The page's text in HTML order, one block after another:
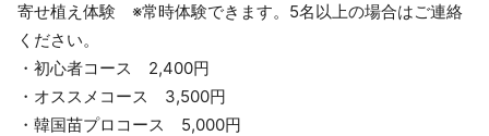
寄せ植え体験 ※常時体験できます。5名以上の場合はご連絡
ください。
・初心者コース 2,400円
・オススメコース 3,500円
・韓国苗プロコース 5,000円